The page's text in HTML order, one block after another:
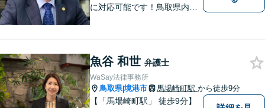
に対応可能です！鳥取県内の
ている方も、お気軽にご相談
ください！【駐車場有】
魚谷 和世 弁護士
WaSay法律事務所
鳥取県|境港市 馬場崎町駅 から徒歩9分
【「馬場崎町駅」 徒歩9分】